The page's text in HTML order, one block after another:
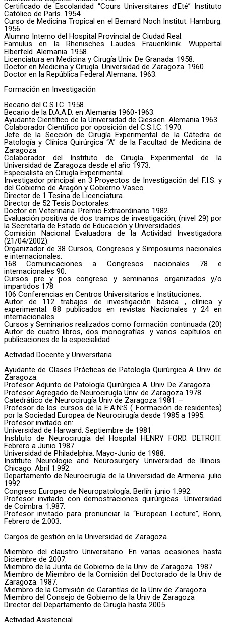
Certificado de Escolaridad “Cours Universitaires d’Eté” Instituto
Católico de París. 1954.
Curso de Medicina Tropical en el Bernard Noch Institut. Hamburg.
1956.
Alumno Interno del Hospital Provincial de Ciudad Real.
Famulus en la Rhenisches Laudes Frauenklinik. Wuppertal
Elberfeld. Alemania. 1958.
Licenciatura en Medicina y Cirugía Univ. De Granada. 1958.
Doctor en Medicina y Cirugía. Universidad de Zaragoza. 1960.
Doctor en la República Federal Alemana. 1963.
Formación en Investigación
Becario del C.S.I.C. 1958.
Becario de la D.A.A.D. en Alemania 1960-1963.
Ayudante Científico de la Universidad de Giessen. Alemania 1963
Colaborador Científico por oposición del C.S.I.C. 1970.
Jefe de la Sección de Cirugía Experimental de la Cátedra de
Patología y Clínica Quirúrgica “A” de la Facultad de Medicina de
Zaragoza.
Colaborador del Instituto de Cirugía Experimental de la
Universidad de Zaragoza desde el año 1973.
Especialista en Cirugía Experimental.
Investigador principal en 3 Proyectos de Investigación del F.I.S. y
del Gobierno de Aragón y Gobierno Vasco.
Director de 1 Tesina de Licenciatura.
Director de 52 Tesis Doctorales.
Doctor en Veterinaria. Premio Extraordinario 1982.
Evaluación positiva de dos tramos de investigación, (nivel 29) por
la Secretaría de Estado de Educación y Universidades.
Comisión Nacional Evaluadora de la Actividad Investigadora
(21/04/2002).
Organizador de 38 Cursos, Congresos y Simposiums nacionales
e internacionales.
168 Comunicaciones a Congresos nacionales 78 e
internacionales 90.
Cursos pre y pos congreso y seminarios organizados y/o
impartidos 178
106 Conferencias en Centros Universitarios e Instituciones.
Autor de 112 trabajos de investigación básica , clínica y
experimental. 88 publicados en revistas Nacionales y 24 en
internacionales.
Cursos y Seminarios realizados como formación continuada (20)
Autor de cuatro libros, dos monografías. y varios capítulos en
publicaciones de la especialidad
Actividad Docente y Universitaria
Ayudante de Clases Prácticas de Patología Quirúrgica A Univ. de
Zaragoza.
Profesor Adjunto de Patología Quirúrgica A. Univ. De Zaragoza.
Profesor Agregado de Neurocirugía Univ. de Zaragoza 1978.
Catedrático de Neurocirugía Univ de Zaragoza 1981. –
Profesor de los cursos de la E:A:N:S ( Formación de residentes)
por la Sociedad Europea de Neurocirugía desde 1985 a 1995.
Profesor invitado en:
Universidad de Harward. Septiembre de 1981.
Instituto de Neurocirugía del Hospital HENRY FORD. DETROIT.
Febrero a Junio 1987.
Universidad de Philadelphia. Mayo-Junio de 1988.
Institute Neurologie and Neurosurgery. Universidad de Illinois.
Chicago. Abril 1.992.
Departamento de Neurocirugía de la Universidad de Armenia. julio
1992
Congreso Europeo de Neuropatología. Berlín. junio 1.992.
Profesor invitado con demostraciones quirúrgicas. Universidad
de Coimbra. 1.987.
Profesor invitado para pronunciar la “European Lecture”, Bonn,
Febrero de 2.003.
Cargos de gestión en la Universidad de Zaragoza.
Miembro del claustro Universitario. En varias ocasiones hasta
Diciembre de 2007.
Miembro de la Junta de Gobierno de la Univ. de Zaragoza. 1987.
Miembro de Miembro de la Comisión del Doctorado de la Univ de
Zaragoza. 1987.
Miembro de la Comisión de Garantías de la Univ de Zaragoza.
Miembro del Consejo de Gobierno de la Univ de Zaragoza
Director del Departamento de Cirugía hasta 2005
Actividad Asistencial